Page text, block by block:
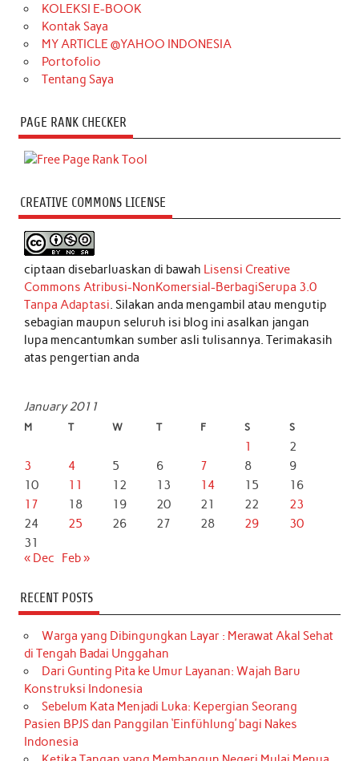
KOLEKSI E-BOOK
Kontak Saya
MY ARTICLE @YAHOO INDONESIA
Portofolio
Tentang Saya
PAGE RANK CHECKER
CREATIVE COMMONS LICENSE
ciptaan disebarluaskan di bawah Lisensi Creative
Commons Atribusi-NonKomersial-BerbagiSerupa 3.0
Tanpa Adaptasi. Silakan anda mengambil atau mengutip
sebagian maupun seluruh isi blog ini asalkan jangan
lupa mencantumkan sumber asli tulisannya. Terimakasih
atas pengertian anda
January 2011
M T W T F S S
1
2
3
4 5 6 7 8
9
10
11 12 13 14 15
16
17
18 19 20 21 22
23
24
25 26 27 28 29
30
31
« Dec
Feb »
RECENT POSTS
Warga yang Dibingungkan Layar : Merawat Akal Sehat
di Tengah Badai Unggahan
Dari Gunting Pita ke Umur Layanan: Wajah Baru
Konstruksi Indonesia
Sebelum Kata Menjadi Luka: Kepergian Seorang
Pasien BPJS dan Panggilan ‘Einfühlung’ bagi Nakes
Indonesia